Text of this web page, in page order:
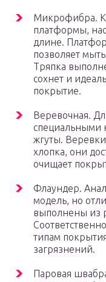
Микрофибра.
платформы,
длине.
позволяет
Тряпка
сохнет и
покрытие.
Веревочная.
специальными
жгуты.
хлопка, они
очищает
Флаундер.
модель, но
выполнены из
типам
загрязнений.
Паровая